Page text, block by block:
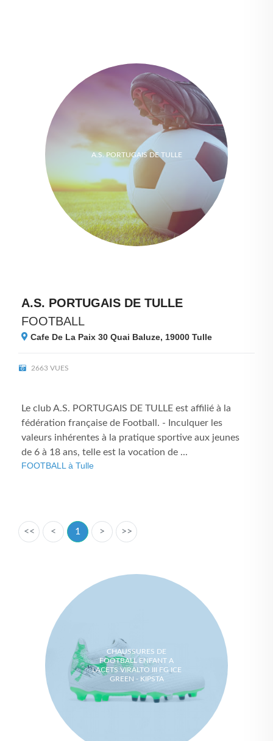
A.S. PORTUGAIS DE TULLE
A.S. PORTUGAIS DE TULLE
FOOTBALL
Cafe De La Paix 30 Quai Baluze, 19000 Tulle
2663 VUES
Le club A.S. PORTUGAIS DE TULLE est affilié à la
fédération française de Football. - Inculquer les
valeurs inhérentes à la pratique sportive aux jeunes
de 6 à 18 ans, telle est la vocation de ...
FOOTBALL à Tulle
<< < 1 > >>
CHAUSSURES DE
FOOTBALL ENFANT A
LACETS VIRALTO III FG ICE
GREEN - KIPSTA